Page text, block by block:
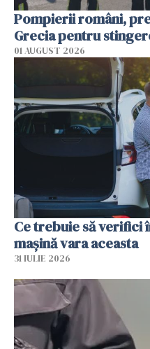
Pompierii români,
Grecia pentru
01 AUGUST 2026
Ce trebuie să verifici
mașină vara aceasta
31 IULIE 2026